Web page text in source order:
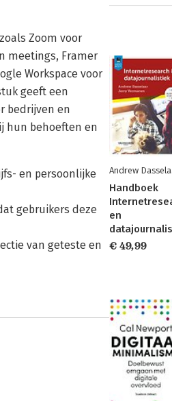
Zoom voor
meetings, Framer
Workspace voor
geeft een
bedrijven en
hun behoeften en
en persoonlijke
gebruikers deze
van geteste en
Andrew
Handboek
en
€ 49,99